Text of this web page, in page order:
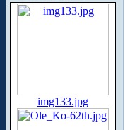
img133.jpg